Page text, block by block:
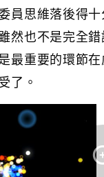
員思維落後得十
然也不是完全
最重要的環節
了。